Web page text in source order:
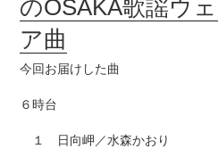
のOSAKA歌謡ウ
ア曲
今回お届けした曲
６時台
１ 日向岬／水森かおり